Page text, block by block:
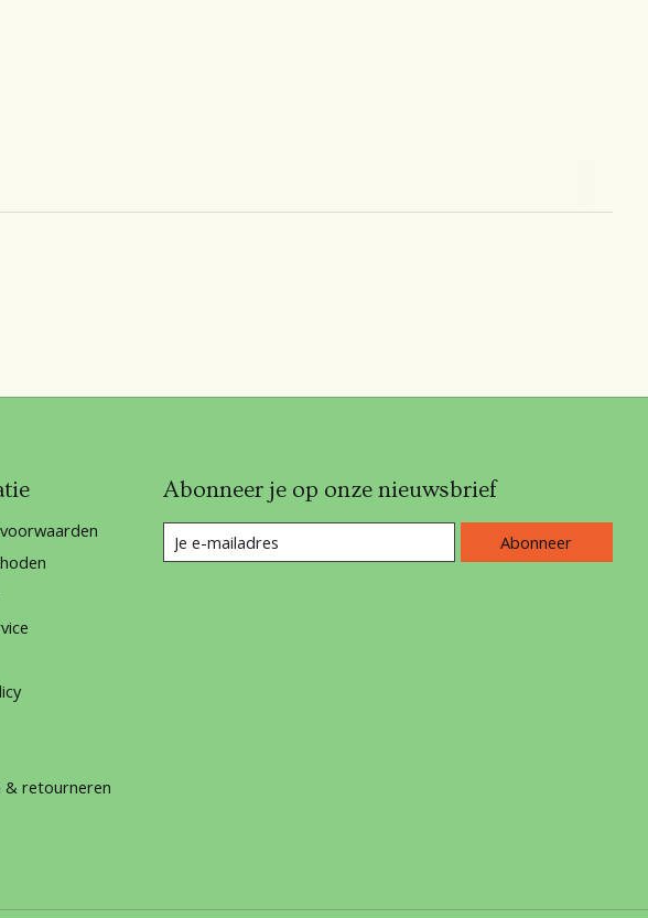
& retourneren
Abonneer je op onze nieuwsbrief
Abonneer